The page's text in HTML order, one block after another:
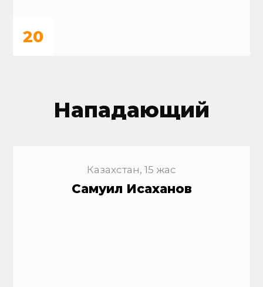
20
Нападающий
Казахстан, 15 жас
Самуил Исаханов